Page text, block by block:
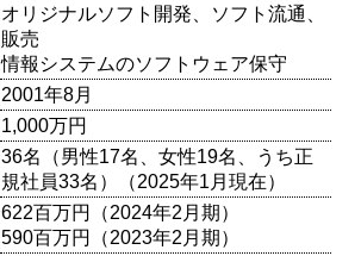
オリジナルソフト開発、ソフト流通、
販売
情報システムのソフトウェア保守
2001年8月
1,000万円
36名（男性17名、女性19名、うち正
規社員33名）（2025年1月現在）
622百万円（2024年2月期）
590百万円（2023年2月期）